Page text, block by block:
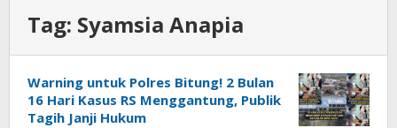
Tag: Syamsia Anapia
Warning untuk Polres Bitung! 2 Bulan
16 Hari Kasus RS Menggantung, Publik
Tagih Janji Hukum